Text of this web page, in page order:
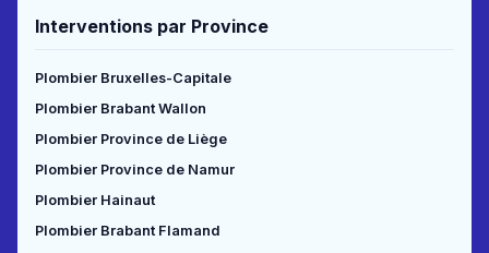
Interventions par Province
Plombier Bruxelles-Capitale
Plombier Brabant Wallon
Plombier Province de Liège
Plombier Province de Namur
Plombier Hainaut
Plombier Brabant Flamand